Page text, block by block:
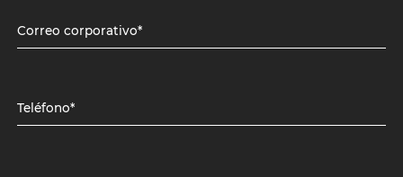
Correo corporativo*
Teléfono*